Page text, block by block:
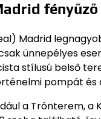
fényűző
Madrid
ünnepélyes
stílusú belső
pompát és
a Trónterem, a